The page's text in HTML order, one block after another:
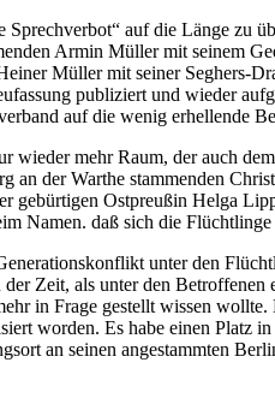
Sprechverbot“ auf die Länge
Armin Müller mit seinem
Müller mit seiner
publiziert und wieder
auf die wenig erhellende
mehr Raum, der auch
an der Warthe stammenden
gebürtigen Ostpreußin Helga
Namen. daß sich die
unter den
Zeit, als unter den
in Frage gestellt wissen
worden. Es habe einen
an seinen angestammten